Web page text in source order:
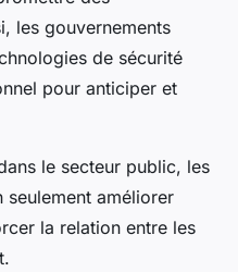
les gouvernements
de sécurité
pour anticiper et
le secteur public, les
seulement améliorer
la relation entre les